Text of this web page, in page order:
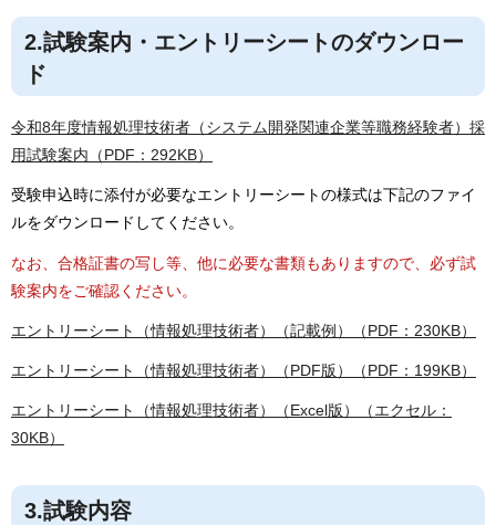
2.試験案内・エントリーシートのダウンロー
ド
令和8年度情報処理技術者（システム開発関連企業等職務経験者）採
用試験案内（PDF：292KB）
受験申込時に添付が必要なエントリーシートの様式は下記のファイ
ルをダウンロードしてください。
なお、合格証書の写し等、他に必要な書類もありますので、必ず試
験案内をご確認ください。
エントリーシート（情報処理技術者）（記載例）（PDF：230KB）
エントリーシート（情報処理技術者）（PDF版）（PDF：199KB）
エントリーシート（情報処理技術者）（Excel版）（エクセル：
30KB）
3.試験内容